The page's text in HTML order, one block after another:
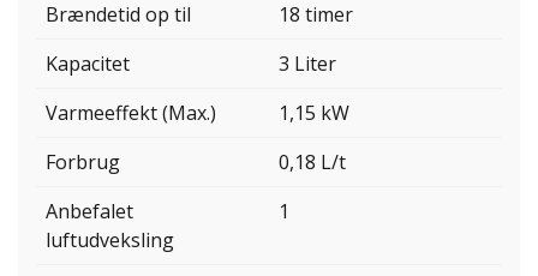
Brændetid op til
18 timer
Kapacitet
3 Liter
Varmeeffekt (Max.)
1,15 kW
Forbrug
0,18 L/t
Anbefalet
luftudveksling
1